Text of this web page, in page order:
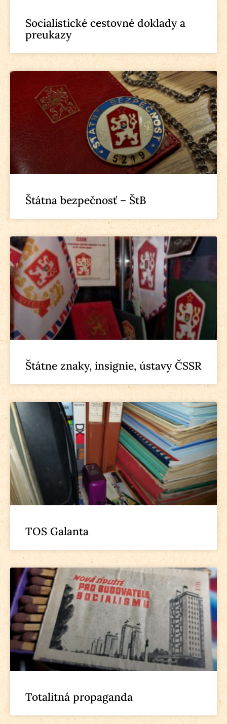
Socialistické cestovné doklady a
preukazy
Štátna bezpečnosť – ŠtB
Štátne znaky, insignie, ústavy ČSSR
TOS Galanta
Totalitná propaganda